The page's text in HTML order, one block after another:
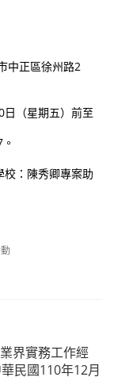
中正區徐州路2
（星期五）前至
：陳秀卿專案助
界實務工作經
民國110年12月